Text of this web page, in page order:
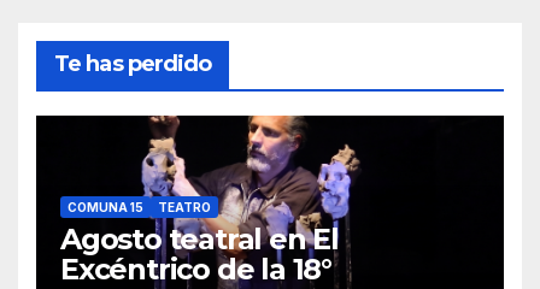
Te has perdido
COMUNA 15 TEATRO
Agosto teatral en El
Excéntrico de la 18°